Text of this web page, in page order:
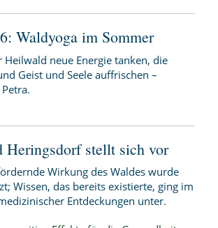
Waldyoga im Sommer
neue Energie tanken, die
Geist und Seele auffrischen –
Heringsdorf stellt sich vor
Wirkung des Waldes wurde
Wissen, das bereits existierte, ging im
Entdeckungen unter.